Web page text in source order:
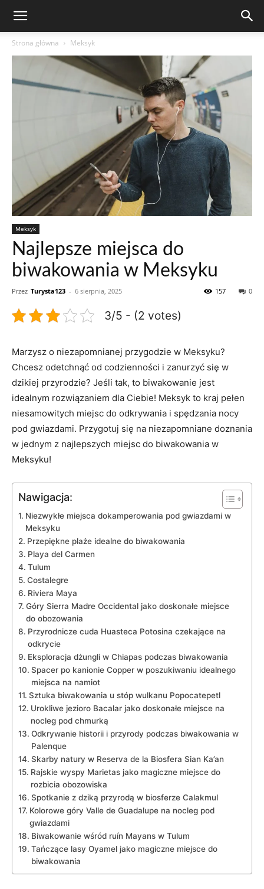
Strona główna Meksyk
Meksyk
Najlepsze miejsca do
biwakowania w Meksyku
Przez Turysta123 - 6 sierpnia, 2025 0
157
3/5 - (2 votes)
Marzysz o niezapomnianej przygodzie w Meksyku?
Chcesz odetchnąć od codzienności i zanurzyć się w
dzikiej przyrodzie? Jeśli tak, to biwakowanie jest
idealnym rozwiązaniem dla Ciebie! Meksyk to kraj pełen
niesamowitych miejsc do odkrywania i spędzania nocy
pod gwiazdami. Przygotuj się na niezapomniane doznania
w jednym z najlepszych miejsc do biwakowania w
Meksyku!
Nawigacja:
Niezwykłe miejsca dokamperowania pod gwiazdami w
Meksyku
Przepiękne plaże idealne do biwakowania
Playa del Carmen
Tulum
Costalegre
Riviera Maya
Góry Sierra Madre Occidental jako doskonałe miejsce
do obozowania
Przyrodnicze cuda Huasteca Potosina czekające na
odkrycie
Eksploracja dżungli w Chiapas podczas biwakowania
Spacer po kanionie Copper w poszukiwaniu idealnego
miejsca na namiot
Sztuka biwakowania u stóp wulkanu Popocatepetl
Urokliwe jezioro Bacalar jako doskonałe miejsce na
nocleg pod chmurką
Odkrywanie historii i przyrody podczas biwakowania w
Palenque
Skarby natury w Reserva de la Biosfera Sian Ka’an
Rajskie wyspy Marietas jako magiczne miejsce do
rozbicia obozowiska
Spotkanie z dziką przyrodą w biosferze Calakmul
Kolorowe góry Valle de Guadalupe na nocleg pod
gwiazdami
Biwakowanie wśród ruín Mayans w Tulum
Tańczące lasy Oyamel jako magiczne miejsce do
biwakowania